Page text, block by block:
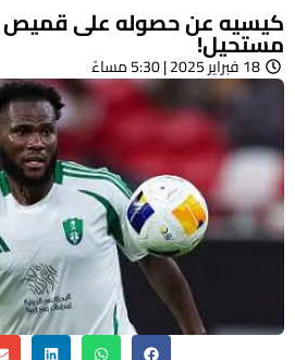
كيسيه عن حصوله على قميص
مستحيل!
18 فبراير 2025 | 5:30 مساءً